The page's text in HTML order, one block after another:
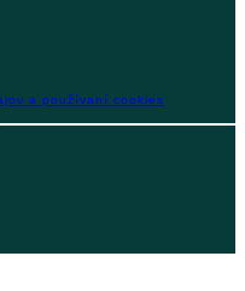
a používaní cookies